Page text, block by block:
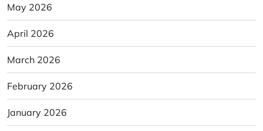
May 2026
April 2026
March 2026
February 2026
January 2026